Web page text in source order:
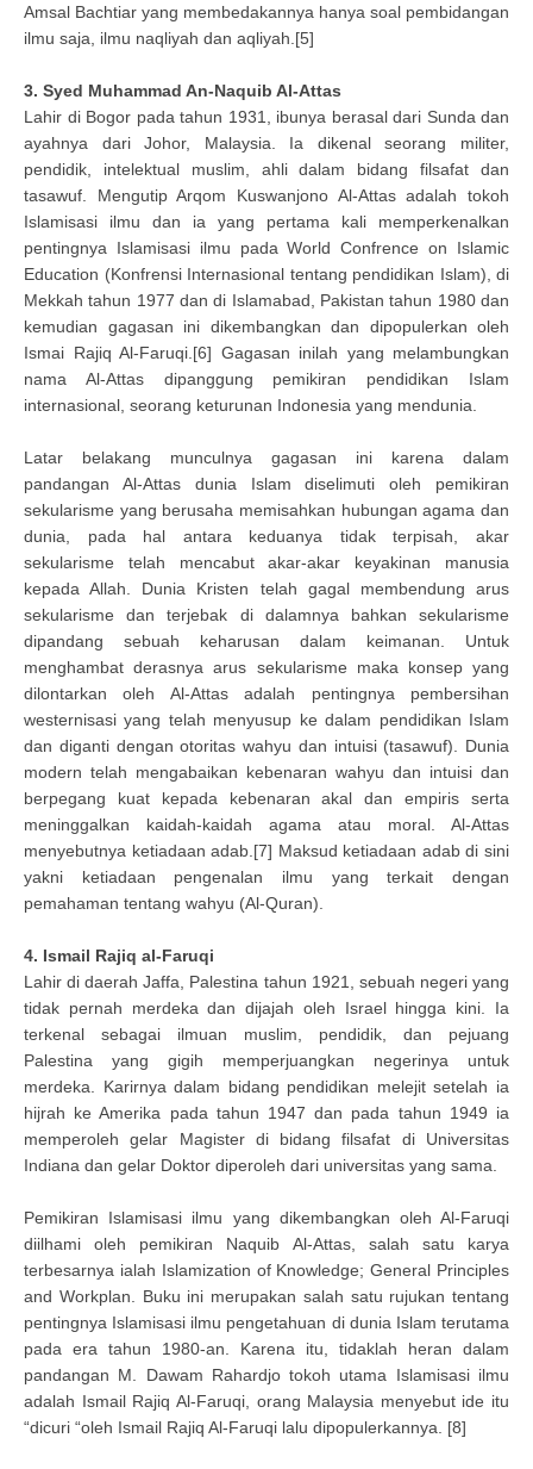
Amsal Bachtiar yang membedakannya hanya soal pembidangan
ilmu saja, ilmu naqliyah dan aqliyah.[5]
3. Syed Muhammad An-Naquib Al-Attas
Lahir di Bogor pada tahun 1931, ibunya berasal dari Sunda dan
ayahnya dari Johor, Malaysia. Ia dikenal seorang militer,
pendidik, intelektual muslim, ahli dalam bidang filsafat dan
tasawuf. Mengutip Arqom Kuswanjono Al-Attas adalah tokoh
Islamisasi ilmu dan ia yang pertama kali memperkenalkan
pentingnya Islamisasi ilmu pada World Confrence on Islamic
Education (Konfrensi Internasional tentang pendidikan Islam), di
Mekkah tahun 1977 dan di Islamabad, Pakistan tahun 1980 dan
kemudian gagasan ini dikembangkan dan dipopulerkan oleh
Ismai Rajiq Al-Faruqi.[6] Gagasan inilah yang melambungkan
nama Al-Attas dipanggung pemikiran pendidikan Islam
internasional, seorang keturunan Indonesia yang mendunia.
Latar belakang munculnya gagasan ini karena dalam
pandangan Al-Attas dunia Islam diselimuti oleh pemikiran
sekularisme yang berusaha memisahkan hubungan agama dan
dunia, pada hal antara keduanya tidak terpisah, akar
sekularisme telah mencabut akar-akar keyakinan manusia
kepada Allah. Dunia Kristen telah gagal membendung arus
sekularisme dan terjebak di dalamnya bahkan sekularisme
dipandang sebuah keharusan dalam keimanan. Untuk
menghambat derasnya arus sekularisme maka konsep yang
dilontarkan oleh Al-Attas adalah pentingnya pembersihan
westernisasi yang telah menyusup ke dalam pendidikan Islam
dan diganti dengan otoritas wahyu dan intuisi (tasawuf). Dunia
modern telah mengabaikan kebenaran wahyu dan intuisi dan
berpegang kuat kepada kebenaran akal dan empiris serta
meninggalkan kaidah-kaidah agama atau moral. Al-Attas
menyebutnya ketiadaan adab.[7] Maksud ketiadaan adab di sini
yakni ketiadaan pengenalan ilmu yang terkait dengan
pemahaman tentang wahyu (Al-Quran).
4. Ismail Rajiq al-Faruqi
Lahir di daerah Jaffa, Palestina tahun 1921, sebuah negeri yang
tidak pernah merdeka dan dijajah oleh Israel hingga kini. Ia
terkenal sebagai ilmuan muslim, pendidik, dan pejuang
Palestina yang gigih memperjuangkan negerinya untuk
merdeka. Karirnya dalam bidang pendidikan melejit setelah ia
hijrah ke Amerika pada tahun 1947 dan pada tahun 1949 ia
memperoleh gelar Magister di bidang filsafat di Universitas
Indiana dan gelar Doktor diperoleh dari universitas yang sama.
Pemikiran Islamisasi ilmu yang dikembangkan oleh Al-Faruqi
diilhami oleh pemikiran Naquib Al-Attas, salah satu karya
terbesarnya ialah Islamization of Knowledge; General Principles
and Workplan. Buku ini merupakan salah satu rujukan tentang
pentingnya Islamisasi ilmu pengetahuan di dunia Islam terutama
pada era tahun 1980-an. Karena itu, tidaklah heran dalam
pandangan M. Dawam Rahardjo tokoh utama Islamisasi ilmu
adalah Ismail Rajiq Al-Faruqi, orang Malaysia menyebut ide itu
“dicuri “oleh Ismail Rajiq Al-Faruqi lalu dipopulerkannya. [8]